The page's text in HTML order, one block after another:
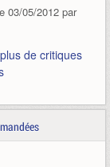
03/05/2012 par
de critiques